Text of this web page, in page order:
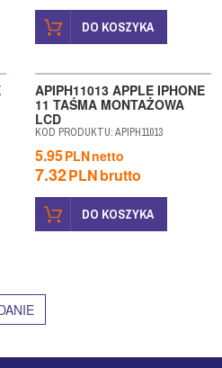
DO KOSZYKA
APIPH11013 APPLE IPHONE
11 TAŚMA MONTAŻOWA
LCD
KOD PRODUKTU:APIPH11013
5.95PLNnetto
7.32PLNbrutto
DO KOSZYKA